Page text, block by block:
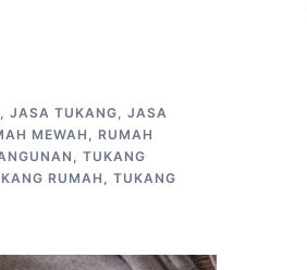
, JASA TUKANG, JASA
MEWAH, RUMAH
, TUKANG
RUMAH , TUKANG